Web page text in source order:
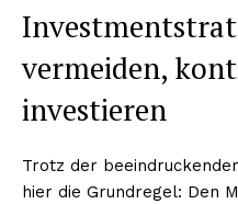
vermeiden,
investieren
Trotz der
hier die Grundregel: Den